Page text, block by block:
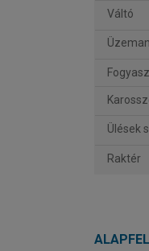
Váltó
Ülések
Raktér